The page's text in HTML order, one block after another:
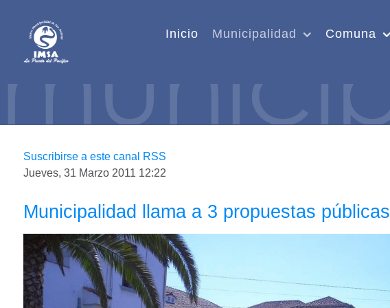
Inicio Municipalidad Comuna
Suscribirse a este canal RSS
Jueves, 31 Marzo 2011 12:22
Municipalidad llama a 3 propuestas públicas